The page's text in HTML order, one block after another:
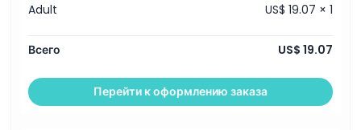
Adult
US$ 19.07 × 1
Всего US$ 19.07
Перейти к оформлению заказа